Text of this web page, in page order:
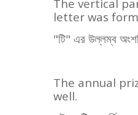
The vertical
letter was
"টি" এর উল্লম্ব
The annual
well.